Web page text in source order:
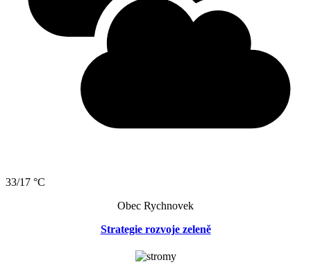
33/17 °C
Obec Rychnovek
Strategie rozvoje zeleně